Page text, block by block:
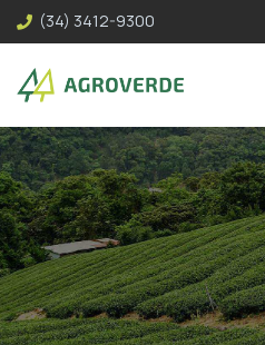
(34) 3412-9300